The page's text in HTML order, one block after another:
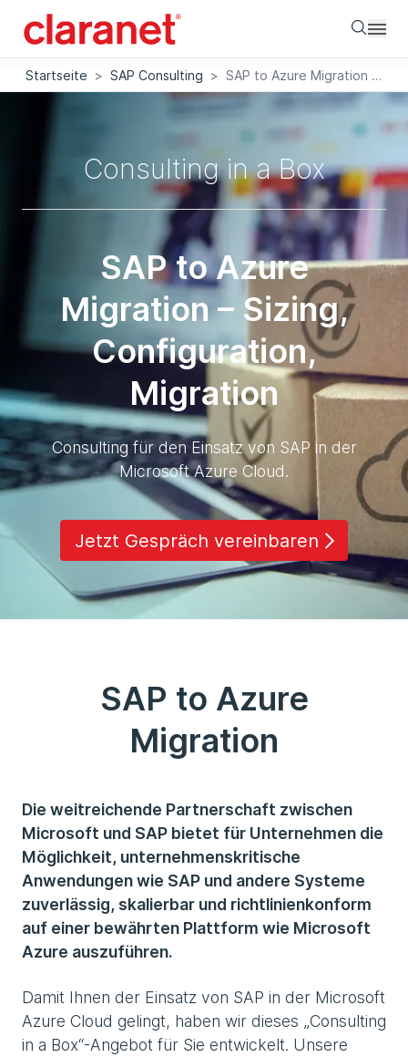
Startseite > SAP Consulting > SAP to Azure Migration | Sizing, Configuration, Migration
Consulting in a Box
SAP to Azure
Migration – Sizing,
Configuration,
Migration
Consulting für den Einsatz von SAP in der
Microsoft Azure Cloud.
Jetzt Gespräch vereinbaren
SAP to Azure
Migration
Die weitreichende Partnerschaft zwischen
Microsoft und SAP bietet für Unternehmen die
Möglichkeit, unternehmenskritische
Anwendungen wie SAP und andere Systeme
zuverlässig, skalierbar und richtlinienkonform
auf einer bewährten Plattform wie Microsoft
Azure auszuführen.
Damit Ihnen der Einsatz von SAP in der Microsoft
Azure Cloud gelingt, haben wir dieses „Consulting
in a Box“-Angebot für Sie entwickelt. Unsere